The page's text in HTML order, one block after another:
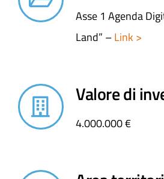
Asse 1 Agenda
Land” –Link >
Valore di
4.000.000 €